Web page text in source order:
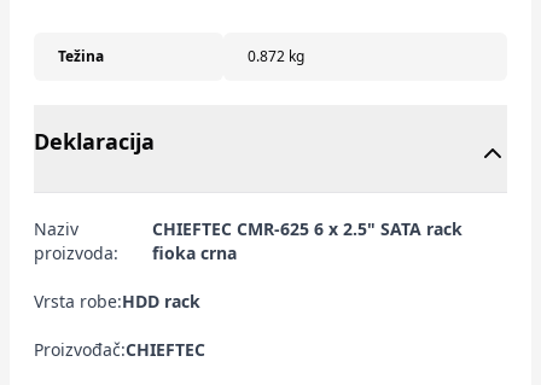
Težina 0.872 kg
Deklaracija
Naziv
proizvoda:
CHIEFTEC CMR-625 6 x 2.5" SATA rack
fioka crna
Vrsta robe:HDD rack
Proizvođač:CHIEFTEC